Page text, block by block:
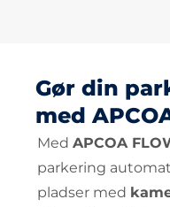
Gør din
med
Med APCOA
parkering
pladser med